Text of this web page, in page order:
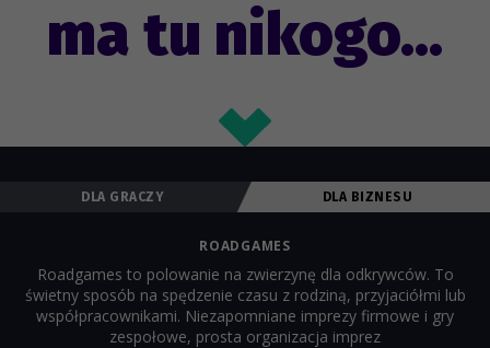
ma tu nikogo...
DLA GRACZY DLA BIZNESU
ROADGAMES
Roadgames to polowanie na zwierzynę dla odkrywców. To
świetny sposób na spędzenie czasu z rodziną, przyjaciółmi lub
współpracownikami. Niezapomniane imprezy firmowe i gry
zespołowe, prosta organizacja imprez